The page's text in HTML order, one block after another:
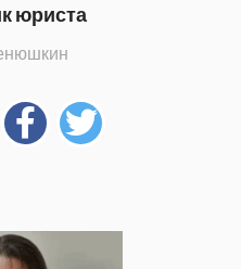
юриста